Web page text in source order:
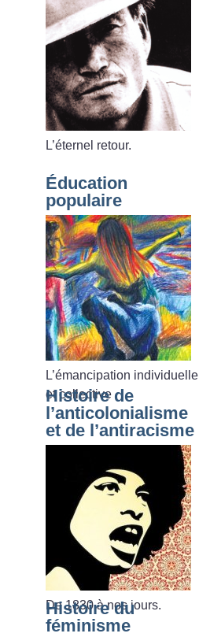
L’éternel retour.
Éducation
populaire
L’émancipation individuelle
et collective
Histoire de
l’anticolonialisme
et de l’antiracisme
De 1830 à nos jours.
Histoire du
féminisme